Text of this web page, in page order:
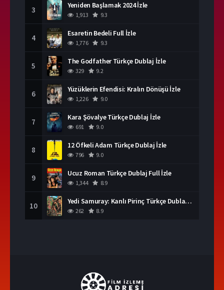
3 Yeniden Başlamak 2024 İzle
1,913 9.3
4 Esaretin Bedeli Full İzle
1,776 9.3
5 The Godfather Türkçe Dublaj İzle
329 9.2
6 Yüzüklerin Efendisi: Kralın Dönüşü İzle
1,226 9.0
7 Kara Şövalye Türkçe Dublaj İzle
691 9.0
8 12 Öfkeli Adam Türkçe Dublaj İzle
796 9.0
9 Ucuz Roman Türkçe Dublaj Full İzle
1,344 8.9
10 Yedi Samuray: Kanlı Pirinç Türkçe Dublaj İzle
262 8.9